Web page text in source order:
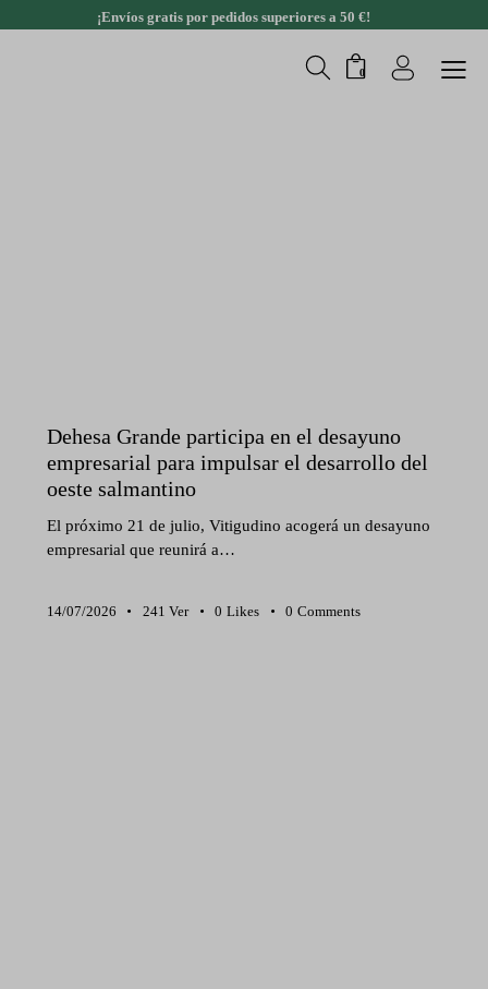
¡Envíos gratis por pedidos superiores a 50 €!
0
Dehesa Grande participa en el desayuno
empresarial para impulsar el desarrollo del
oeste salmantino
El próximo 21 de julio, Vitigudino acogerá un desayuno
empresarial que reunirá a…
14/07/2026 241 Ver 0 Likes 0 Comments